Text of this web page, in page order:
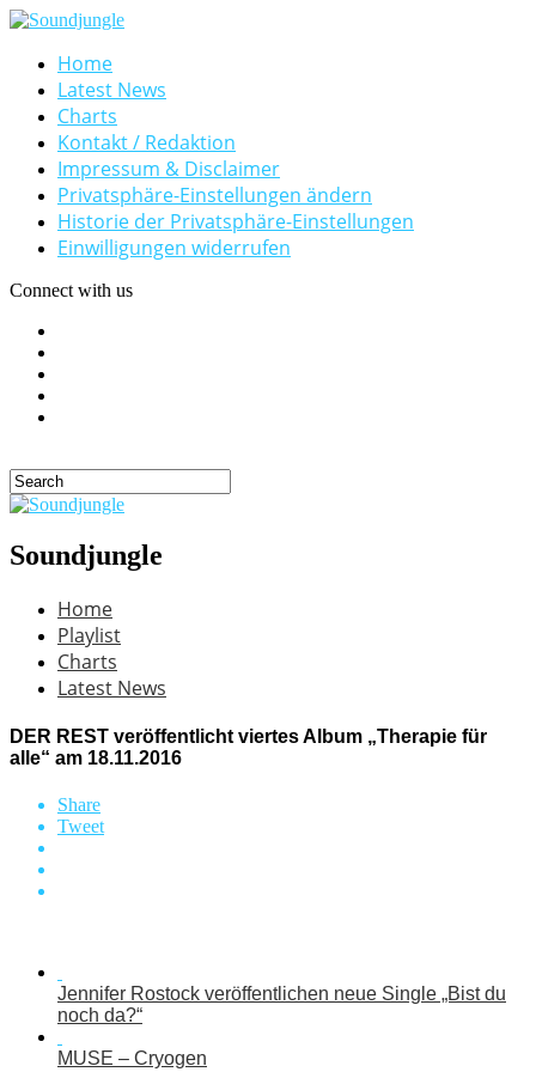
Home
Latest News
Charts
Kontakt / Redaktion
Impressum & Disclaimer
Privatsphäre-Einstellungen ändern
Historie der Privatsphäre-Einstellungen
Einwilligungen widerrufen
Connect with us
Soundjungle
Home
Playlist
Charts
Latest News
DER REST veröffentlicht viertes Album „Therapie für
alle“ am 18.11.2016
Share
Tweet
Jennifer Rostock veröffentlichen neue Single „Bist du
noch da?“
MUSE – Cryogen